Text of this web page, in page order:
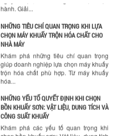
NHỮNG TIÊU CHÍ QUAN TRỌNG KHI LỰA
NHÀ MÁY
Khám phá những tiêu chí quan trọng
giúp doanh nghiệp lựa chọn máy khuấy
trộn hóa chất phù hợp. Từ máy khuấy
hóa...
NHỮNG YẾU TỐ QUYẾT ĐỊNH KHI CHỌN
BỒN KHUẤY SƠN: VẬT LIỆU, DUNG TÍCH VÀ
CÔNG SUẤT KHUẤY
Khám phá các yếu tố quan trọng khi
chọn bồn khuấy sơn: Vật liệu, dung tích
và công suất khuấy. Giải pháp tối...